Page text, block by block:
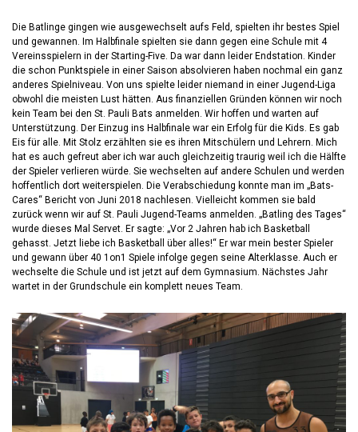
Die Batlinge gingen wie ausgewechselt aufs Feld, spielten ihr bestes Spiel
und gewannen. Im Halbfinale spielten sie dann gegen eine Schule mit 4
Vereinsspielern in der Starting-Five. Da war dann leider Endstation. Kinder
die schon Punktspiele in einer Saison absolvieren haben nochmal ein ganz
anderes Spielniveau. Von uns spielte leider niemand in einer Jugend-Liga
obwohl die meisten Lust hätten. Aus finanziellen Gründen können wir noch
kein Team bei den St. Pauli Bats anmelden. Wir hoffen und warten auf
Unterstützung. Der Einzug ins Halbfinale war ein Erfolg für die Kids. Es gab
Eis für alle. Mit Stolz erzählten sie es ihren Mitschülern und Lehrern. Mich
hat es auch gefreut aber ich war auch gleichzeitig traurig weil ich die Hälfte
der Spieler verlieren würde. Sie wechselten auf andere Schulen und werden
hoffentlich dort weiterspielen. Die Verabschiedung konnte man im „Bats-
Cares“ Bericht von Juni 2018 nachlesen. Vielleicht kommen sie bald
zurück wenn wir auf St. Pauli Jugend-Teams anmelden. „Batling des Tages“
wurde dieses Mal Servet. Er sagte: „Vor 2 Jahren hab ich Basketball
gehasst. Jetzt liebe ich Basketball über alles!“ Er war mein bester Spieler
und gewann über 40 1on1 Spiele infolge gegen seine Alterklasse. Auch er
wechselte die Schule und ist jetzt auf dem Gymnasium. Nächstes Jahr
wartet in der Grundschule ein komplett neues Team.